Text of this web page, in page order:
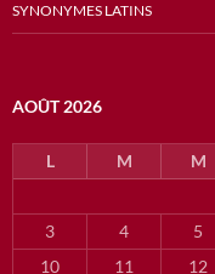
SYNONYMES LATINS
AOÛT 2026
L M M
3
4 5
10
11 12